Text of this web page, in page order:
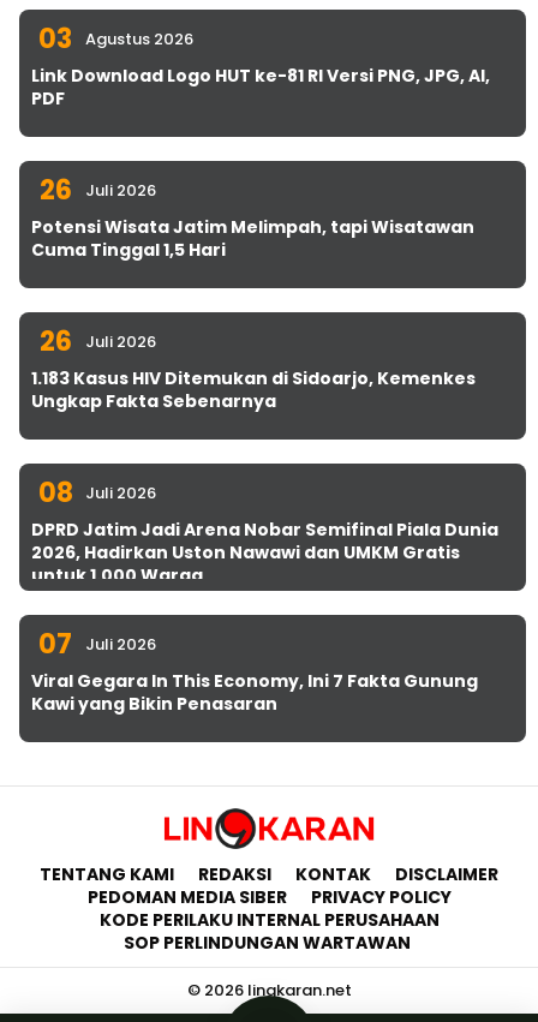
03 Agustus 2026
Link Download Logo HUT ke-81 RI Versi PNG, JPG, AI,
PDF
26 Juli 2026
Potensi Wisata Jatim Melimpah, tapi Wisatawan
Cuma Tinggal 1,5 Hari
26 Juli 2026
1.183 Kasus HIV Ditemukan di Sidoarjo, Kemenkes
Ungkap Fakta Sebenarnya
08 Juli 2026
DPRD Jatim Jadi Arena Nobar Semifinal Piala Dunia
2026, Hadirkan Uston Nawawi dan UMKM Gratis
untuk 1.000 Warga
07 Juli 2026
Viral Gegara In This Economy, Ini 7 Fakta Gunung
Kawi yang Bikin Penasaran
TENTANG KAMI REDAKSI KONTAK
DISCLAIMER
PEDOMAN MEDIA SIBER
PRIVACY POLICY
KODE PERILAKU INTERNAL PERUSAHAAN
SOP PERLINDUNGAN WARTAWAN
© 2026 lingkaran.net